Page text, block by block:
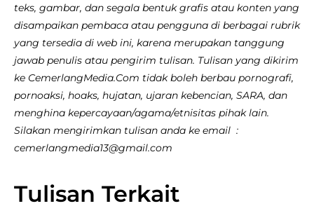
teks, gambar, dan segala bentuk grafis atau konten yang
disampaikan pembaca atau pengguna di berbagai rubrik
yang tersedia di web ini, karena merupakan tanggung
jawab penulis atau pengirim tulisan. Tulisan yang dikirim
ke CemerlangMedia.Com tidak boleh berbau pornografi,
pornoaksi, hoaks, hujatan, ujaran kebencian, SARA, dan
menghina kepercayaan/agama/etnisitas pihak lain.
Silakan mengirimkan tulisan anda ke email :
cemerlangmedia13@gmail.com
Tulisan Terkait